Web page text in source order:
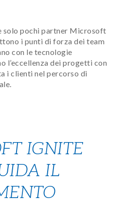
solo pochi partner Microsoft
i punti di forza dei team
con le tecnologie
l’eccellenza dei progetti con
i clienti nel percorso di
IGNITE
IL